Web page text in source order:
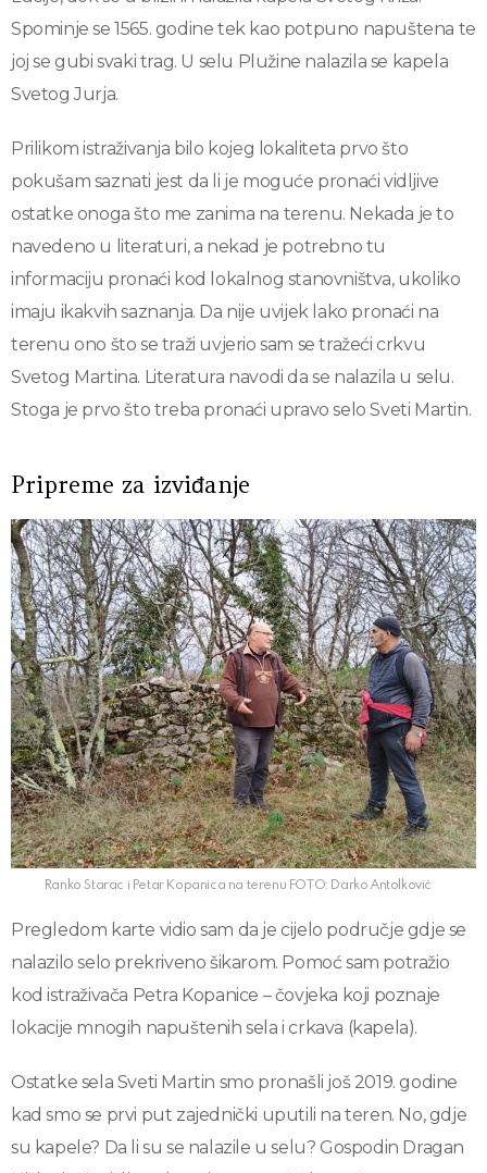
Spominje se 1565. godine tek kao potpuno napuštena te
joj se gubi svaki trag. U selu Plužine nalazila se kapela
Svetog Jurja.
Prilikom istraživanja bilo kojeg lokaliteta prvo što
pokušam saznati jest da li je moguće pronaći vidljive
ostatke onoga što me zanima na terenu. Nekada je to
navedeno u literaturi, a nekad je potrebno tu
informaciju pronaći kod lokalnog stanovništva, ukoliko
imaju ikakvih saznanja. Da nije uvijek lako pronaći na
terenu ono što se traži uvjerio sam se tražeći crkvu
Svetog Martina. Literatura navodi da se nalazila u selu.
Stoga je prvo što treba pronaći upravo selo Sveti Martin.
Pripreme za izviđanje
Ranko Starac i Petar Kopanica na terenu FOTO: Darko Antolković
Pregledom karte vidio sam da je cijelo područje gdje se
nalazilo selo prekriveno šikarom. Pomoć sam potražio
kod istraživača Petra Kopanice – čovjeka koji poznaje
lokacije mnogih napuštenih sela i crkava (kapela).
Ostatke sela Sveti Martin smo pronašli još 2019. godine
kad smo se prvi put zajednički uputili na teren. No, gdje
su kapele? Da li su se nalazile u selu? Gospodin Dragan